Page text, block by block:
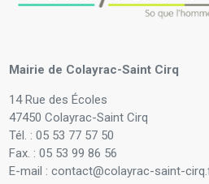
Mairie de Colayrac-Saint Cirq
14 Rue des Écoles
47450 Colayrac-Saint Cirq
Tél. : 05 53 77 57 50
Fax. : 05 53 99 86 56
E-mail : contact@colayrac-saint-